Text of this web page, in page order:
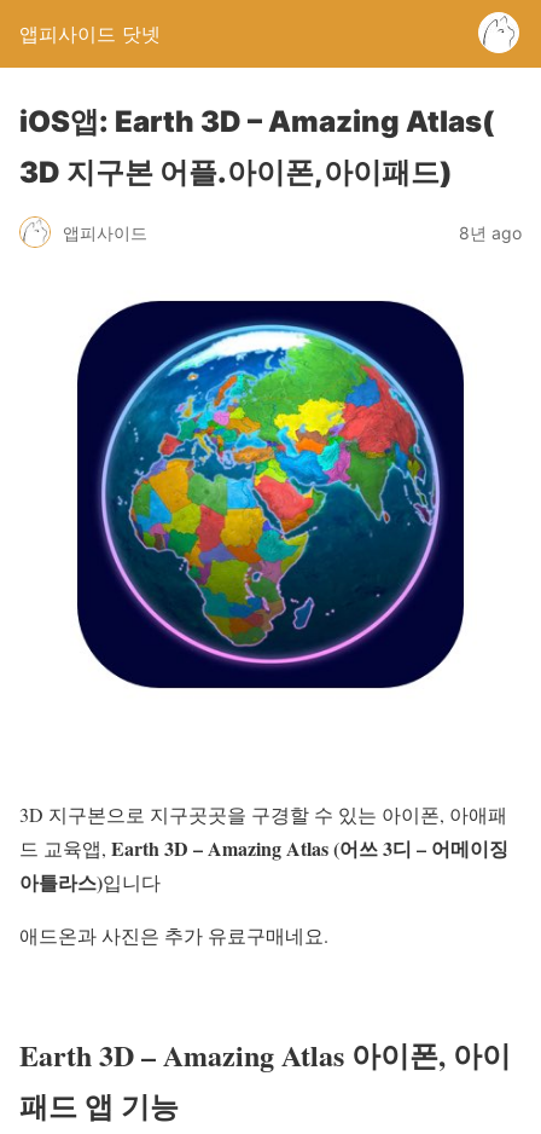
앱피사이드 닷넷
iOS앱: Earth 3D – Amazing Atlas(
3D 지구본 어플.아이폰,아이패드)
앱피사이드 8년 ago
3D 지구본으로 지구곳곳을 구경할 수 있는 아이폰, 아애패
드 교육앱, Earth 3D – Amazing Atlas (어쓰 3디 – 어메이징
아틀라스)입니다
애드온과 사진은 추가 유료구매네요.
Earth 3D – Amazing Atlas 아이폰, 아이
패드 앱 기능